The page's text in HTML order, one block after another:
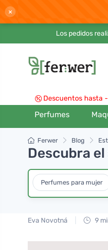
×
Los pedidos
Descuentos hasta
Perfumes
Ferwer Blog
Descubra
Perfumes para mujer
Eva Novotná 9